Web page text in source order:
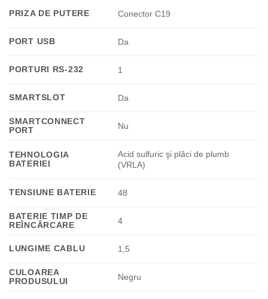
PRIZA DE PUTERE Conector C19
PORT USB Da
PORTURI RS-232 1
SMARTSLOT Da
SMARTCONNECT
PORT
Nu
TEHNOLOGIA
BATERIEI
Acid sulfuric şi plăci de plumb
(VRLA)
TENSIUNE BATERIE 48
BATERIE TIMP DE
REÎNCĂRCARE
4
LUNGIME CABLU 1,5
CULOAREA
PRODUSULUI
Negru